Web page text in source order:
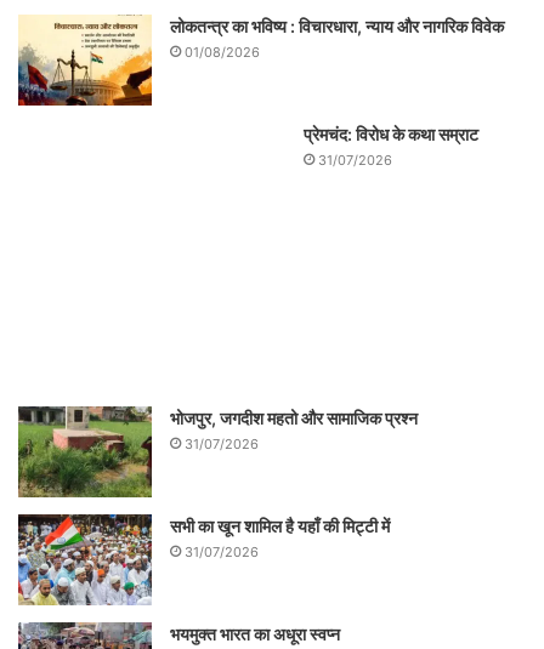
लोकतन्त्र का भविष्य : विचारधारा, न्याय और नागरिक विवेक
01/08/2026
प्रेमचंद: विरोध के कथा सम्राट
भयमुक्त भारत का अधूरा स्वप्न
लोकतंत्र की वापसी का उद्घोष